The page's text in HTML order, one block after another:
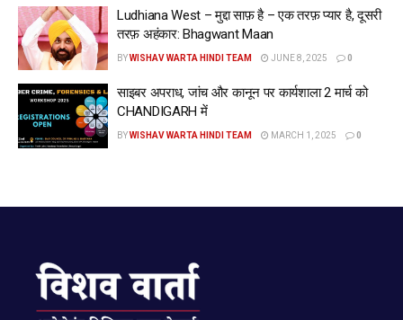
Ludhiana West – मुद्दा साफ़ है – एक तरफ़ प्यार है, दूसरी
तरफ़ अहंकार: Bhagwant Maan
BYWISHAV WARTA HINDI TEAM JUNE 8, 2025 0
साइबर अपराध, जांच और कानून पर कार्यशाला 2 मार्च को
CHANDIGARH में
BYWISHAV WARTA HINDI TEAM MARCH 1, 2025 0